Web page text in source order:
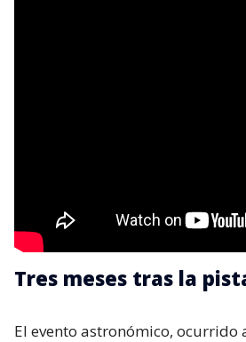
Tres meses tras la
El evento astronómico, ocurrido